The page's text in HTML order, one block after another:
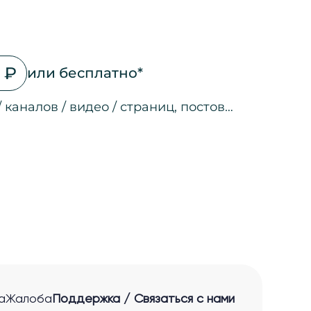
₽ или бесплатно*
каналов / видео / страниц, постов…
Жалоба Поддержка / Связаться с нами